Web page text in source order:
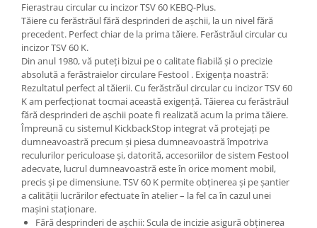
Fierastrau circular cu incizor TSV 60 KEBQ-Plus.
Tăiere cu ferăstrăul fără desprinderi de aşchii, la un nivel fără
precedent. Perfect chiar de la prima tăiere. Ferăstrăul circular cu
incizor TSV 60 K.
Din anul 1980, vă puteţi bizui pe o calitate fiabilă şi o precizie
absolută a ferăstraielor circulare Festool . Exigenţa noastră:
Rezultatul perfect al tăierii. Cu ferăstrăul circular cu incizor TSV 60
K am perfecţionat tocmai această exigenţă. Tăierea cu ferăstrăul
fără desprinderi de aşchii poate fi realizată acum la prima tăiere.
Împreună cu sistemul KickbackStop integrat vă protejaţi pe
dumneavoastră precum şi piesa dumneavoastră împotriva
reculurilor periculoase şi, datorită, accesoriilor de sistem Festool
adecvate, lucrul dumneavoastră este în orice moment mobil,
precis şi pe dimensiune. TSV 60 K permite obţinerea şi pe şantier
a calităţii lucrărilor efectuate în atelier – la fel ca în cazul unei
maşini staţionare.
Fără desprinderi de aşchii: Scula de incizie asigură obţinerea